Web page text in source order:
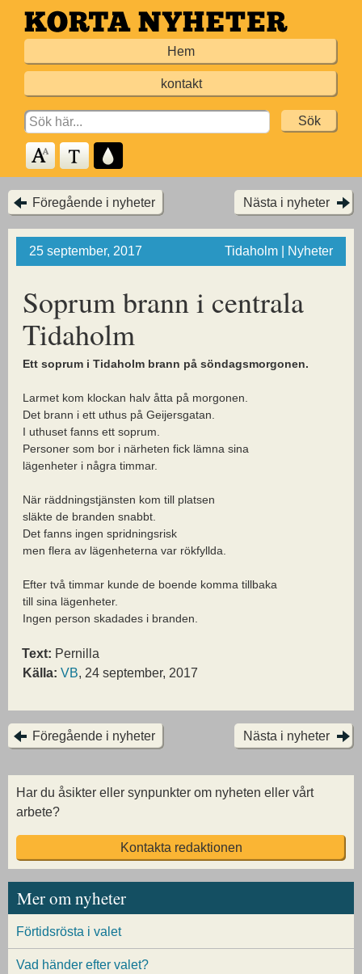
Hoppa
till
Hem
kontakt
Search
for:
Föregående i nyheter Nästa i nyheter
25 september, 2017 Tidaholm | Nyheter
Soprum brann i centrala
Tidaholm
Ett soprum i Tidaholm brann på söndagsmorgonen.
Larmet kom klockan halv åtta på morgonen.
Det brann i ett uthus på Geijersgatan.
I uthuset fanns ett soprum.
Personer som bor i närheten fick lämna sina
lägenheter i några timmar.
När räddningstjänsten kom till platsen
släkte de branden snabbt.
Det fanns ingen spridningsrisk
men flera av lägenheterna var rökfyllda.
Efter två timmar kunde de boende komma tillbaka
till sina lägenheter.
Ingen person skadades i branden.
Text: Pernilla
Källa: VB, 24 september, 2017
Föregående i nyheter Nästa i nyheter
Har du åsikter eller synpunkter om nyheten eller vårt
arbete?
Kontakta redaktionen
Mer om nyheter
Förtidsrösta i valet
Vad händer efter valet?